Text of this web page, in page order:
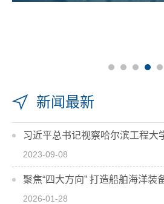
新闻最新
习近平总书记视察哈尔滨工程大
2023-09-08
聚焦“四大方向” 打造船舶海洋装
2026-01-28